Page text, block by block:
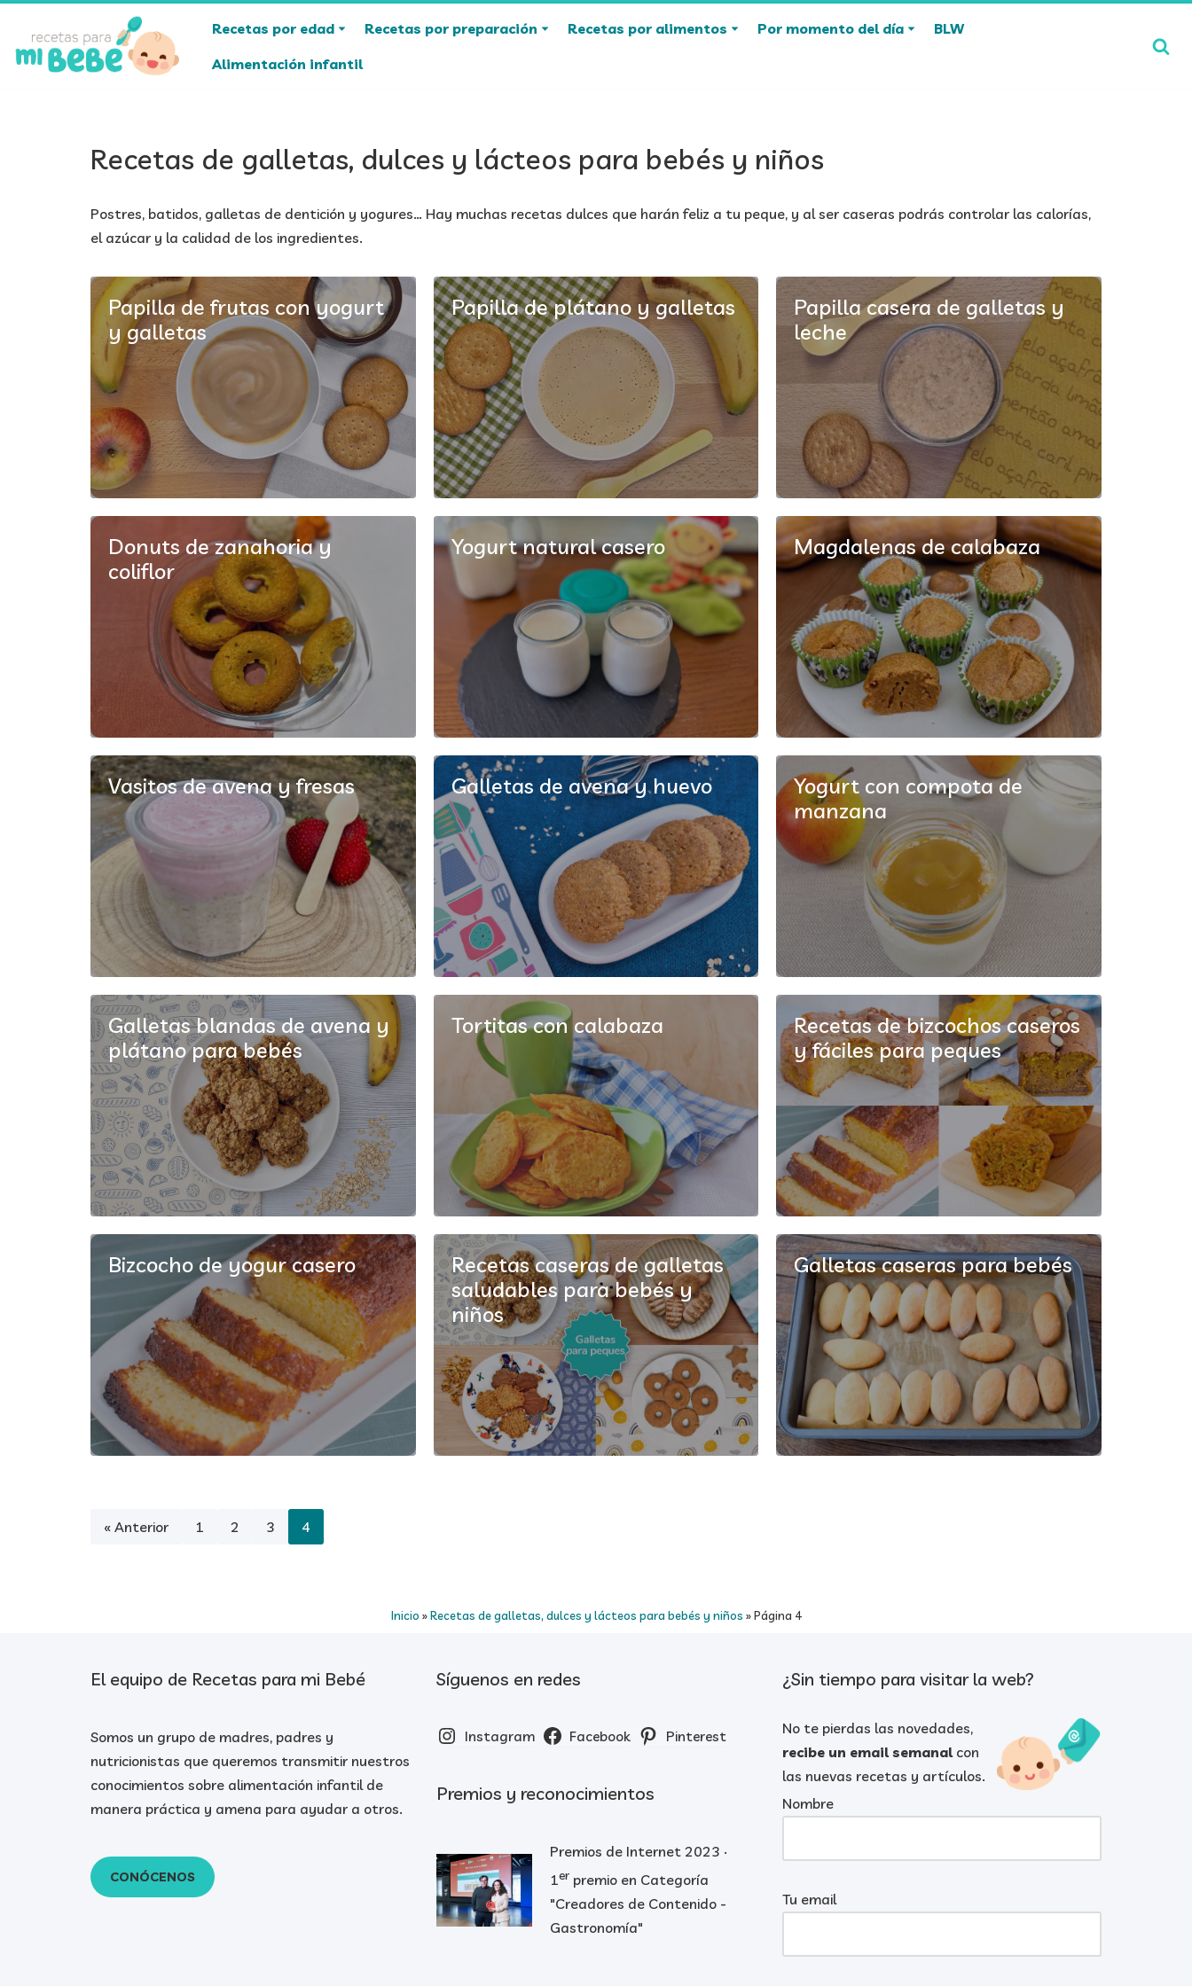
Saltar
Recetas por edad Recetas por preparación Recetas por alimentos Por momento del día
BLW
Alimentación infantil
Recetas de galletas, dulces y lácteos para bebés y niños
Postres, batidos, galletas de dentición y yogures… Hay muchas recetas dulces que harán feliz a tu peque, y al ser caseras podrás controlar las calorías,
el azúcar y la calidad de los ingredientes.
Papilla de frutas con yogurt
y galletas
Papilla de plátano y galletas
Papilla casera de galletas y
leche
Donuts de zanahoria y
coliflor
Yogurt natural casero Magdalenas de calabaza
Vasitos de avena y fresas Galletas de avena y huevo
Yogurt con compota de
manzana
Galletas blandas de avena y
plátano para bebés
Tortitas con calabaza
Recetas de bizcochos caseros
y fáciles para peques
Bizcocho de yogur casero
Recetas caseras de galletas
saludables para bebés y
niños
Galletas caseras para bebés
« Anterior 1 2 3 4
Inicio »Recetas de galletas, dulces y lácteos para bebés y niños »Página 4
El equipo de Recetas para mi Bebé
Somos un grupo de madres, padres y
nutricionistas que queremos transmitir nuestros
conocimientos sobre alimentación infantil de
manera práctica y amena para ayudar a otros.
CONÓCENOS
Síguenos en redes
Instagram Facebook Pinterest
Premios y reconocimientos
Premios de Internet 2023 ·
1er premio en Categoría
"Creadores de Contenido -
Gastronomía"
¿Sin tiempo para visitar la web?
No te pierdas las novedades,
recibe un email semanalcon
las nuevas recetas y artículos.
Nombre
Tu email